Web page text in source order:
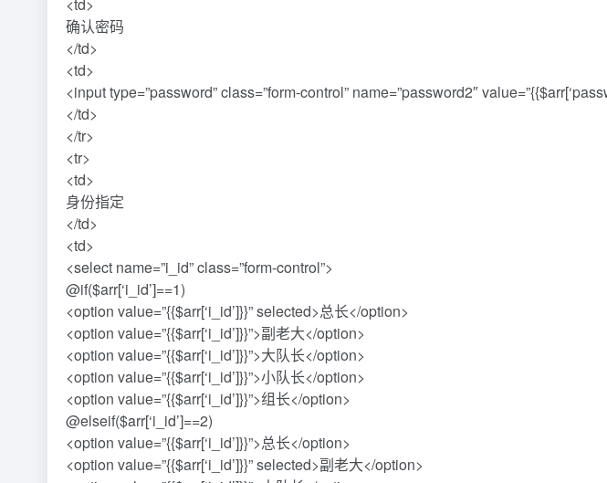
确认密码
</td>
<td>
<input type=”password” class=”form-control” name=”password2″
</td>
</tr>
<tr>
<td>
身份指定
</td>
<td>
<select name=”i_id” class=”form-control”>
@if($arr[‘i_id’]==1)
<option value=”{{$arr[‘i_id’]}}” selected>总长</option>
<option value=”{{$arr[‘i_id’]}}”>副老大</option>
<option value=”{{$arr[‘i_id’]}}”>大队长</option>
<option value=”{{$arr[‘i_id’]}}”>小队长</option>
<option value=”{{$arr[‘i_id’]}}”>组长</option>
@elseif($arr[‘i_id’]==2)
<option value=”{{$arr[‘i_id’]}}”>总长</option>
<option value=”{{$arr[‘i_id’]}}” selected>副老大</option>